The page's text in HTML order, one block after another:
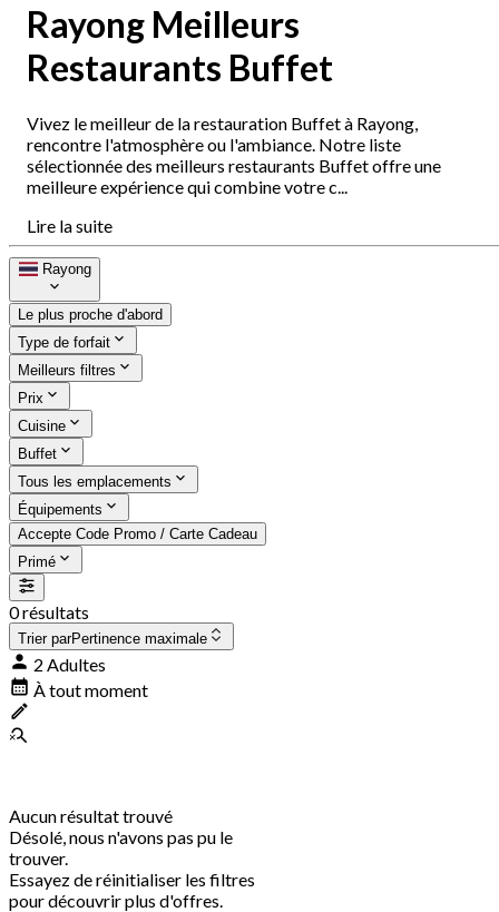
Rayong Meilleurs
Restaurants Buffet
Vivez le meilleur de la restauration Buffet à Rayong,
rencontre l'atmosphère ou l'ambiance. Notre liste
sélectionnée des meilleurs restaurants Buffet offre une
meilleure expérience qui combine votre c...
Lire la suite
Rayong
Le plus proche d'abord
Type de forfait
Meilleurs filtres
Prix
Cuisine
Buffet
Tous les emplacements
Équipements
Accepte Code Promo / Carte Cadeau
Primé
0 résultats
Trier parPertinence maximale
2 Adultes
À tout moment
Aucun résultat trouvé
Désolé, nous n'avons pas pu le
trouver.
Essayez de réinitialiser les filtres
pour découvrir plus d'offres.